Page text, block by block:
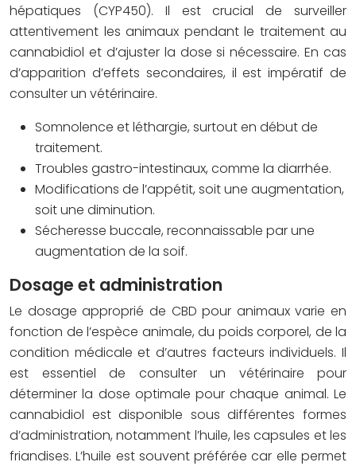
hépatiques (CYP450). Il est crucial de surveiller
attentivement les animaux pendant le traitement au
cannabidiol et d’ajuster la dose si nécessaire. En cas
d’apparition d’effets secondaires, il est impératif de
consulter un vétérinaire.
Somnolence et léthargie, surtout en début de
traitement.
Troubles gastro-intestinaux, comme la diarrhée.
Modifications de l’appétit, soit une augmentation,
soit une diminution.
Sécheresse buccale, reconnaissable par une
augmentation de la soif.
Dosage et administration
Le dosage approprié de CBD pour animaux varie en
fonction de l’espèce animale, du poids corporel, de la
condition médicale et d’autres facteurs individuels. Il
est essentiel de consulter un vétérinaire pour
déterminer la dose optimale pour chaque animal. Le
cannabidiol est disponible sous différentes formes
d’administration, notamment l’huile, les capsules et les
friandises. L’huile est souvent préférée car elle permet